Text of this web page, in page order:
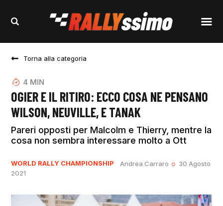
Torna alla categoria
4 MIN
OGIER E IL RITIRO: ECCO COSA NE PENSANO
WILSON, NEUVILLE, E TANAK
Pareri opposti per Malcolm e Thierry, mentre la
cosa non sembra interessare molto a Ott
WORLD RALLY CHAMPIONSHIP Andrea Carraro
30 Agosto
2021